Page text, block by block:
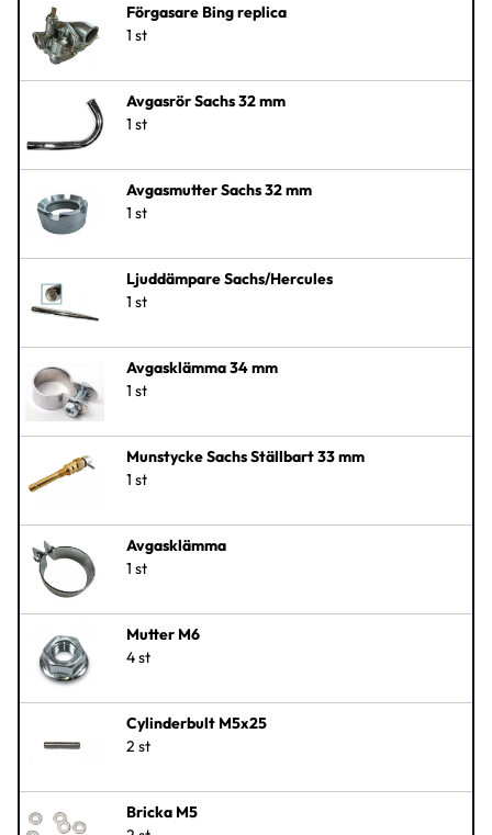
Förgasare Bing replica
1 st
Avgasrör Sachs 32 mm
1 st
Avgasmutter Sachs 32 mm
1 st
Ljuddämpare Sachs/Hercules
1 st
Avgasklämma 34 mm
1 st
Munstycke Sachs Ställbart 33 mm
1 st
Avgasklämma
1 st
Mutter M6
4 st
Cylinderbult M5x25
2 st
Bricka M5